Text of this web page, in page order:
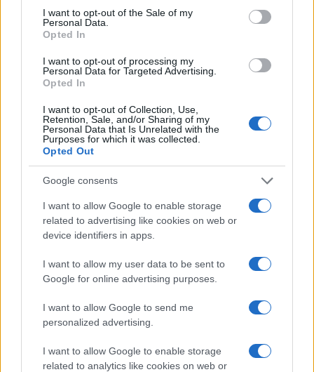
consent section.
I want to opt-out of the Sale of my
Personal Data.
Opted In
I want to opt-out of processing my
Personal Data for Targeted Advertising.
Opted In
I want to opt-out of Collection, Use,
Retention, Sale, and/or Sharing of my
Personal Data that Is Unrelated with the
Purposes for which it was collected.
Opted Out
Google consents
I want to allow Google to enable storage
related to advertising like cookies on web or
device identifiers in apps.
I want to allow my user data to be sent to
Google for online advertising purposes.
I want to allow Google to send me
personalized advertising.
I want to allow Google to enable storage
related to analytics like cookies on web or
PIÙ LETTI
Union Berlino-Cagliari: dove vedere l’amichevole
Lazio e Milan: tutti gli ex calciatori che hanno
indossato le due maglie
4
calcio, basket, tennis, ciclismo, motori, Formula 1,
MotoGP e Olimpiadi. Le ultime news dalle competizioni